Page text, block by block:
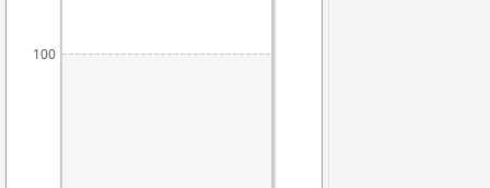
100